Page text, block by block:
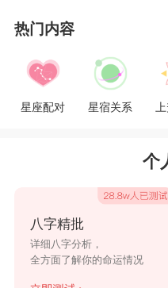
热门内容
星座配对 星宿关系
个
八字精批
详细八字分析，
全方面了解你的命运情况